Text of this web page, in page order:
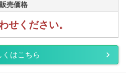
販売価格
せください。
くはこちら